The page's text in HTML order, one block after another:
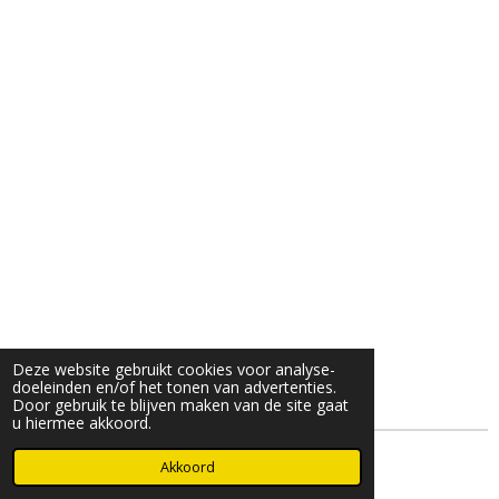
Deze website gebruikt cookies voor analyse-
doeleinden en/of het tonen van advertenties.
Door gebruik te blijven maken van de site gaat
u hiermee akkoord.
Akkoord
© 2025- 2026 Djöz mode